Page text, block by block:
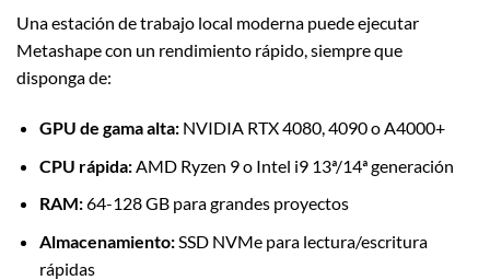
Una estación de trabajo local moderna puede ejecutar
Metashape con un rendimiento rápido, siempre que
disponga de:
GPU de gama alta:NVIDIA RTX 4080, 4090 o A4000+
CPU rápida:AMD Ryzen 9 o Intel i9 13ª/14ª generación
RAM:64-128 GB para grandes proyectos
Almacenamiento:SSD NVMe para lectura/escritura
rápidas